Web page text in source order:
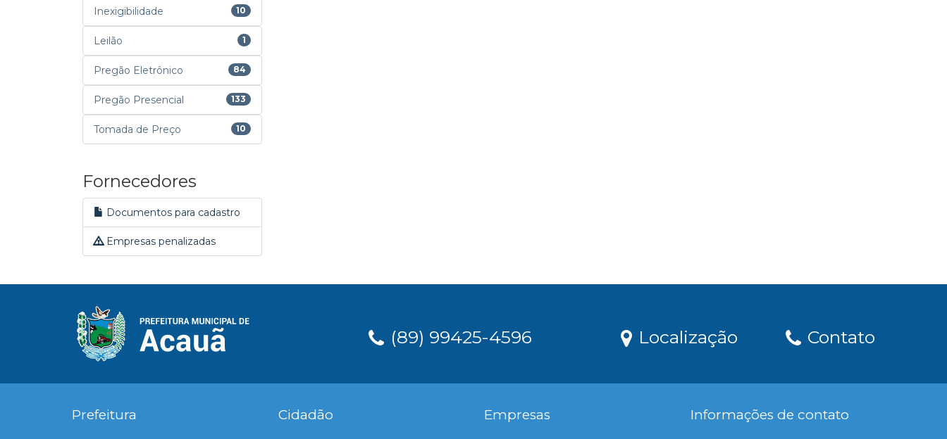
Inexigibilidade 10
Leilão 1
Pregão Eletrônico 84
Pregão Presencial 133
Tomada de Preço 10
Fornecedores
Documentos para cadastro
Empresas penalizadas
(89) 99425-4596 Localização Contato
Prefeitura Cidadão Empresas Informações de contato